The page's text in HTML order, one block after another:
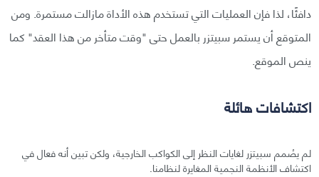
دافئًا، لذا فإن العمليات التي تستخدم هذه الأداة مازالت مستمرة. ومن
المتوقع أن يستمر سبيتزر بالعمل حتى "وقت متأخر من هذا العقد" كما
ينص الموقع.
اكتشافات هائلة
لم يصُمم سبيتزر لغايات النظر إلى الكواكب الخارجية، ولكن تبين أنه فعال في
اكتشاف الأنظمة النجمية المغايرة لنظامنا.